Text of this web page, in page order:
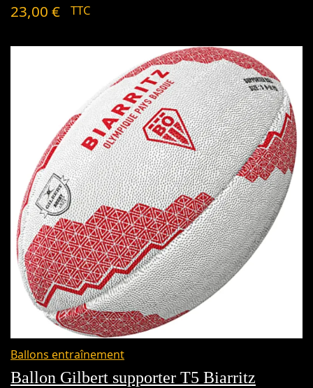
23,00 € TTC
Ballons entraînement
Ballon Gilbert supporter T5 Biarritz